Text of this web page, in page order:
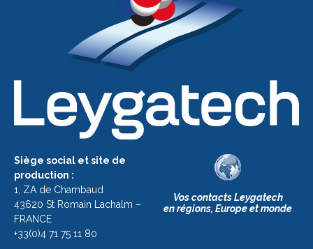
Siège social et site de
production :
1, ZA de Chambaud
43620 St Romain Lachalm –
FRANCE
+33(0)4 71 75 11 80
Vos contacts Leygatech
en régions, Europe et monde